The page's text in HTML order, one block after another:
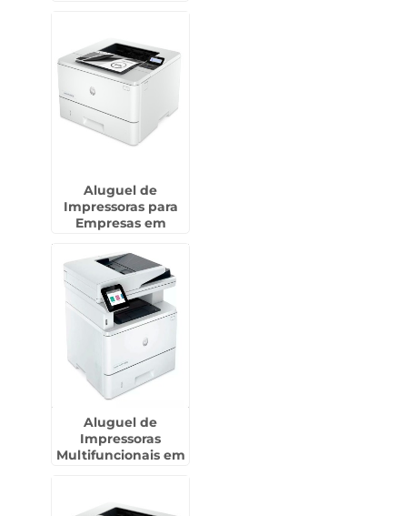
Aluguel de
Impressoras para
Empresas em
Aluguel de
Impressoras
Multifuncionais em